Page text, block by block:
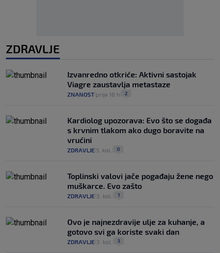
ZDRAVLJE
Izvanredno otkriće: Aktivni sastojak
Viagre zaustavlja metastaze
ZNANOST prije 16 h 2
Kardiolog upozorava: Evo što se događa
s krvnim tlakom ako dugo boravite na
vrućini
ZDRAVLJE 5. kol. 0
Toplinski valovi jače pogađaju žene nego
muškarce. Evo zašto
ZDRAVLJE 3. kol. 1
Ovo je najnezdravije ulje za kuhanje, a
gotovo svi ga koriste svaki dan
ZDRAVLJE 3. kol. 3